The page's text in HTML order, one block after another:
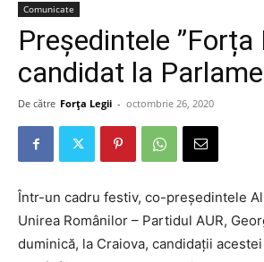
Comunicate
Președintele ”Forța
candidat la
De către Forța Legii - octombrie 26, 2020
Într-un cadru festiv, co-președintele
Unirea Românilor – Partidul AUR,
duminică, la Craiova, candidații